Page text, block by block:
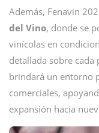
Además, Fenavin
del Vino, donde se
vinícolas en
detallada sobre cada
brindará un entorno
comerciales,
expansión hacia